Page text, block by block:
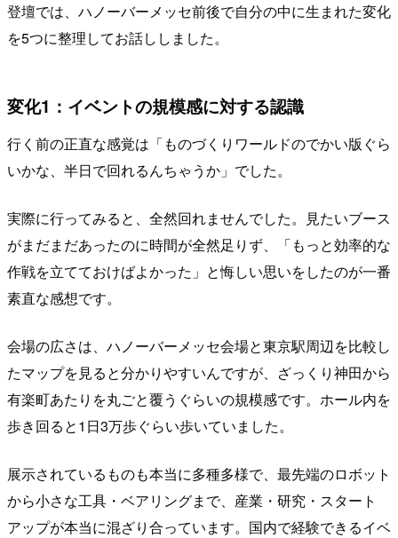
登壇では、ハノーバーメッセ前後で自分の中に生まれた変化
を5つに整理してお話ししました。
変化1：イベントの規模感に対する認識
行く前の正直な感覚は「ものづくりワールドのでかい版ぐら
いかな、半日で回れるんちゃうか」でした。
実際に行ってみると、全然回れませんでした。見たいブース
がまだまだあったのに時間が全然足りず、「もっと効率的な
作戦を立てておけばよかった」と悔しい思いをしたのが一番
素直な感想です。
会場の広さは、ハノーバーメッセ会場と東京駅周辺を比較し
たマップを見ると分かりやすいんですが、ざっくり神田から
有楽町あたりを丸ごと覆うぐらいの規模感です。ホール内を
歩き回ると1日3万歩ぐらい歩いていました。
展示されているものも本当に多種多様で、最先端のロボット
から小さな工具・ベアリングまで、産業・研究・スタート
アップが本当に混ざり合っています。国内で経験できるイベ